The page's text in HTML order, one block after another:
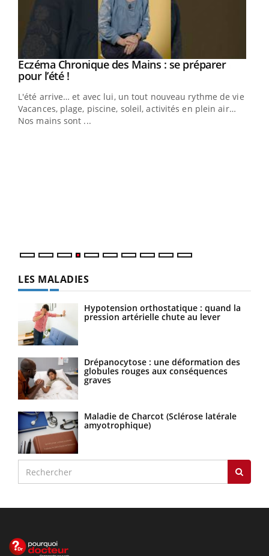
Youtube
Eczéma Chronique des Mains : se préparer
pour l’été !Youtube
L'été arrive… et avec lui, un tout nouveau rythme de vie !
Vacances, plage, piscine, soleil, activités en plein air…
Nos mains sont ...
LES MALADIES
Hypotension orthostatique : quand la
pression artérielle chute au lever
Drépanocytose : une déformation des
globules rouges aux conséquences
graves
Maladie de Charcot (Sclérose latérale
amyotrophique)